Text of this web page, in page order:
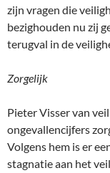
zijn vragen die
bezighouden nu zij
terugval in de
Zorgelijk
Pieter Visser van
ongevallencijfers
Volgens hem is er
stagnatie aan het